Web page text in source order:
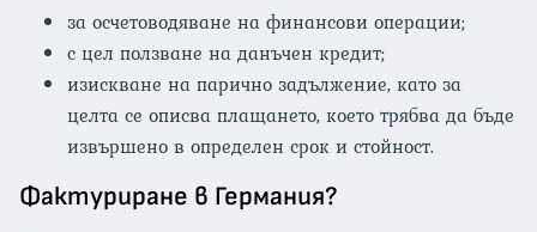
за осчетоводяване на финансови операции;
с цел ползване на данъчен кредит;
изискване на парично задължение, като за
целта се описва плащането, което трябва да бъде
извършено в определен срок и стойност.
Фактуриране в Германия?